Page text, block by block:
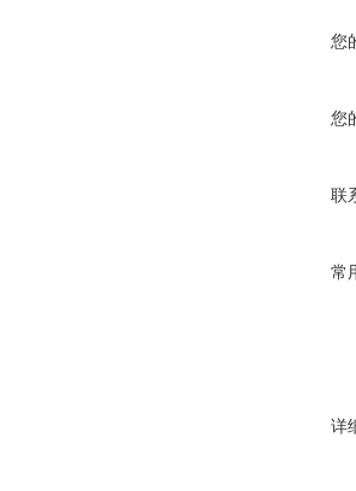
您
您
联
常
详